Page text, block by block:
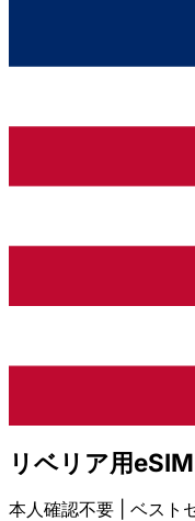
リベリア用
本人確認不要 | ベスト